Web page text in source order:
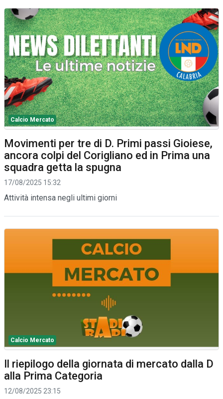
Calcio Mercato
Movimenti per tre di D. Primi passi Gioiese,
ancora colpi del Corigliano ed in Prima una
squadra getta la spugna
17/08/2025 15:32
Attività intensa negli ultimi giorni
Calcio Mercato
Il riepilogo della giornata di mercato dalla D
alla Prima Categoria
12/08/2025 23:15